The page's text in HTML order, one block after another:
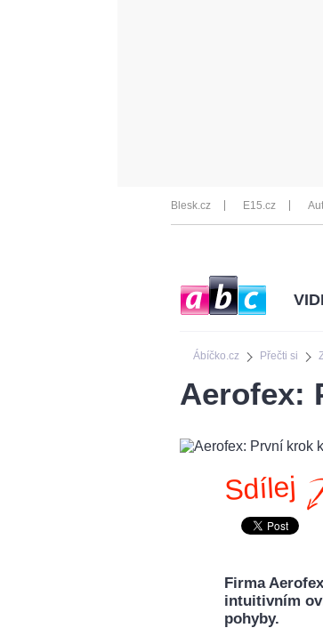
Blesk.cz E15.cz
Ábíčko.cz Přečti si
Aerofex:
Sdílej
Firma
intuitivním
pohyby.